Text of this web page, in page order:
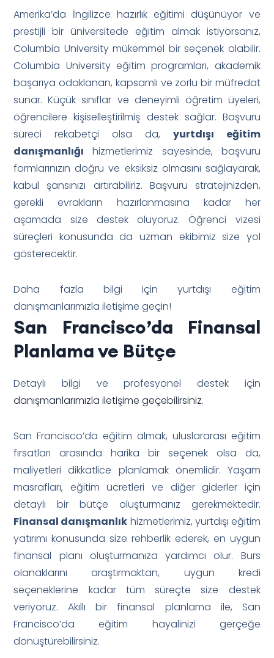
Amerika’da İngilizce hazırlık eğitimi düşünüyor ve
prestijli bir üniversitede eğitim almak istiyorsanız,
Columbia University mükemmel bir seçenek olabilir.
Columbia University eğitim programları, akademik
başarıya odaklanan, kapsamlı ve zorlu bir müfredat
sunar. Küçük sınıflar ve deneyimli öğretim üyeleri,
öğrencilere kişiselleştirilmiş destek sağlar. Başvuru
süreci rekabetçi olsa da, yurtdışı eğitim
danışmanlığı hizmetlerimiz sayesinde, başvuru
formlarınızın doğru ve eksiksiz olmasını sağlayarak,
kabul şansınızı artırabiliriz. Başvuru stratejinizden,
gerekli evrakların hazırlanmasına kadar her
aşamada size destek oluyoruz. Öğrenci vizesi
süreçleri konusunda da uzman ekibimiz size yol
gösterecektir.
Daha fazla bilgi için yurtdışı eğitim
danışmanlarımızla iletişime geçin!
San Francisco’da Finansal
Planlama ve Bütçe
Detaylı bilgi ve profesyonel destek için
danışmanlarımızla iletişime geçebilirsiniz.
San Francisco’da eğitim almak, uluslararası eğitim
fırsatları arasında harika bir seçenek olsa da,
maliyetleri dikkatlice planlamak önemlidir. Yaşam
masrafları, eğitim ücretleri ve diğer giderler için
detaylı bir bütçe oluşturmanız gerekmektedir.
Finansal danışmanlık hizmetlerimiz, yurtdışı eğitim
yatırımı konusunda size rehberlik ederek, en uygun
finansal planı oluşturmanıza yardımcı olur. Burs
olanaklarını araştırmaktan, uygun kredi
seçeneklerine kadar tüm süreçte size destek
veriyoruz. Akıllı bir finansal planlama ile, San
Francisco’da eğitim hayalinizi gerçeğe
dönüştürebilirsiniz.